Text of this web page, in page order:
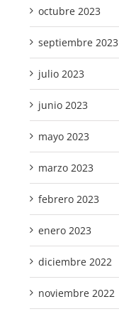
octubre 2023
septiembre 2023
julio 2023
junio 2023
mayo 2023
marzo 2023
febrero 2023
enero 2023
diciembre 2022
noviembre 2022